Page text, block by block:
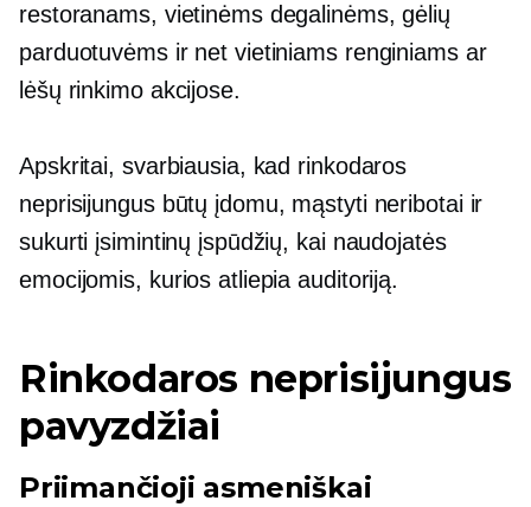
restoranams, vietinėms degalinėms, gėlių
parduotuvėms ir net vietiniams renginiams ar
lėšų rinkimo akcijose.
Apskritai, svarbiausia, kad rinkodaros
neprisijungus būtų įdomu, mąstyti neribotai ir
sukurti įsimintinų įspūdžių, kai naudojatės
emocijomis, kurios atliepia auditoriją.
Rinkodaros neprisijungus
pavyzdžiai
Priimančioji asmeniškai